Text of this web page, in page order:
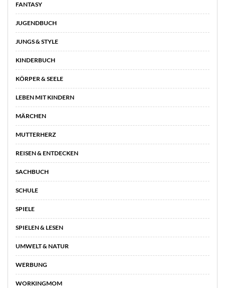
FANTASY
JUGENDBUCH
JUNGS & STYLE
KINDERBUCH
KÖRPER & SEELE
LEBEN MIT KINDERN
MÄRCHEN
MUTTERHERZ
REISEN & ENTDECKEN
SACHBUCH
SCHULE
SPIELE
SPIELEN & LESEN
UMWELT & NATUR
WERBUNG
WORKINGMOM